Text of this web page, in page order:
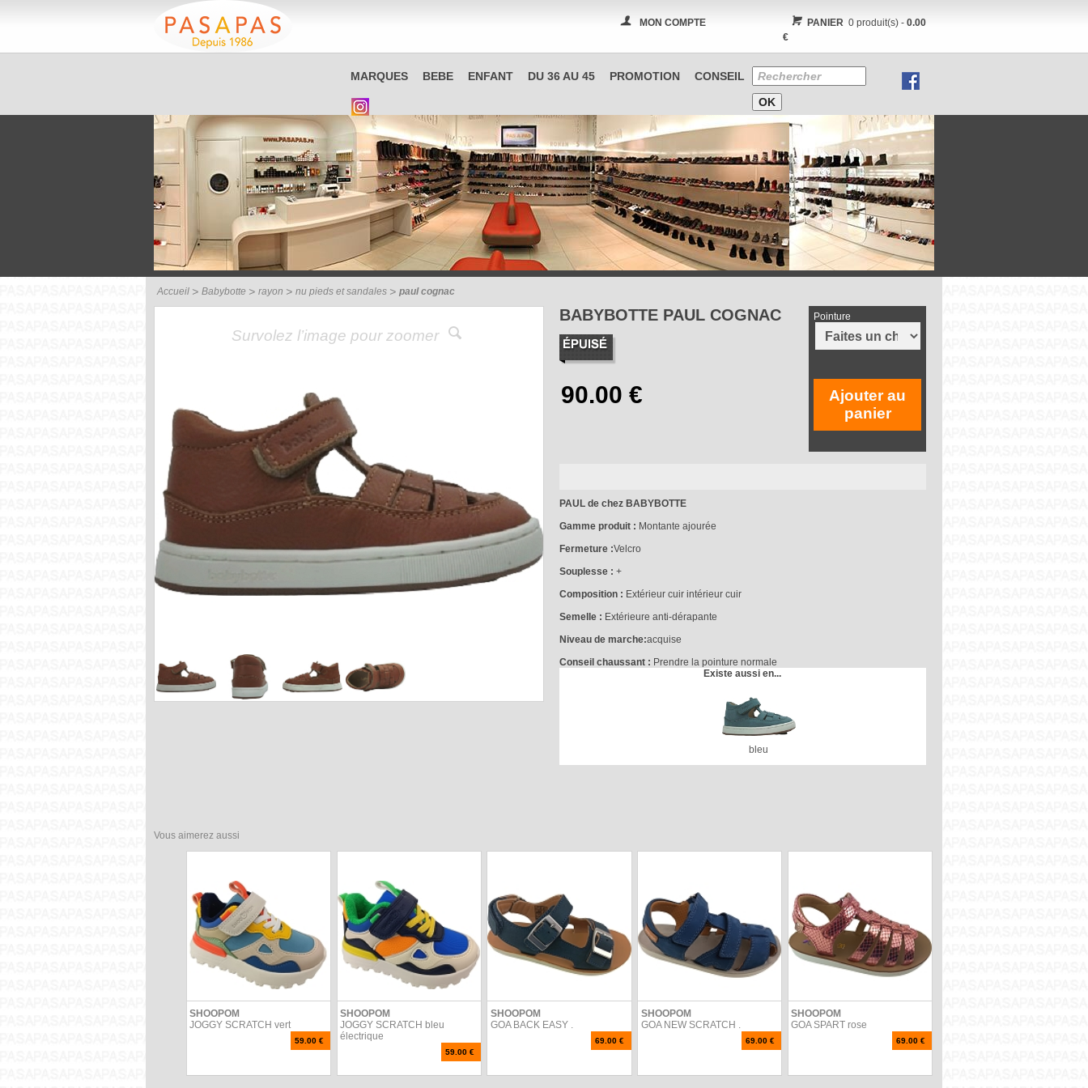
MON COMPTE PANIER 0 produit(s) -0.00
€
MARQUES BEBE ENFANT DU 36 AU 45 PROMOTION CONSEIL
Accueil Babybotte rayon nu pieds et sandales paul cognac
Survolez l’image pour zoomer
BABYBOTTE PAUL COGNAC Pointure
Ajouter au
panier
PAUL de chez BABYBOTTE
Gamme produit : Montante ajourée
Fermeture :Velcro
Souplesse : +
Composition : Extérieur cuir intérieur cuir
Semelle : Extérieure anti-dérapante
Niveau de marche:acquise
Conseil chaussant : Prendre la pointure normale
Existe aussi en...
bleu
Vous aimerez aussi
SHOOPOM
JOGGY SCRATCH vert
59.00 €
SHOOPOM
JOGGY SCRATCH bleu
électrique
59.00 €
SHOOPOM
GOA BACK EASY .
69.00 €
SHOOPOM
GOA NEW SCRATCH .
69.00 €
SHOOPOM
GOA SPART rose
69.00 €